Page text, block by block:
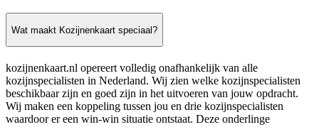
Wat maakt Kozijnenkaart speciaal?
kozijnenkaart.nl opereert volledig onafhankelijk van alle
kozijnspecialisten in Nederland. Wij zien welke kozijnspecialisten
beschikbaar zijn en goed zijn in het uitvoeren van jouw opdracht.
Wij maken een koppeling tussen jou en drie kozijnspecialisten
waardoor er een win-win situatie ontstaat. Deze onderlinge